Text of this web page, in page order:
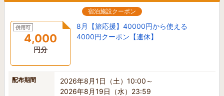
宿泊施設クーポン
併用可
4,000
円分
8月【旅応援】40000円から使える
4000円クーポン【連休】
配布期間
2026年8月1日（土）10:00～
2026年8月19日（水）23:59